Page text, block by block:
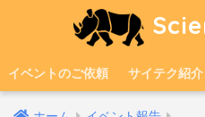
イベントのご依頼 サイテク紹介